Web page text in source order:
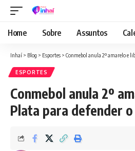
Home Sobre Assuntos
Inhaí > Blog > Esportes > Conmebol anula 2º amarelo e
ESPORTES
Conmebol anula 2º
Plata para defender